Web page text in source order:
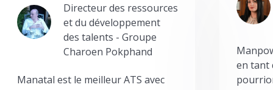
Directeur des ressources
et du développement
des talents - Groupe
Charoen Pokphand
Manatal est le meilleur ATS avec
en tant